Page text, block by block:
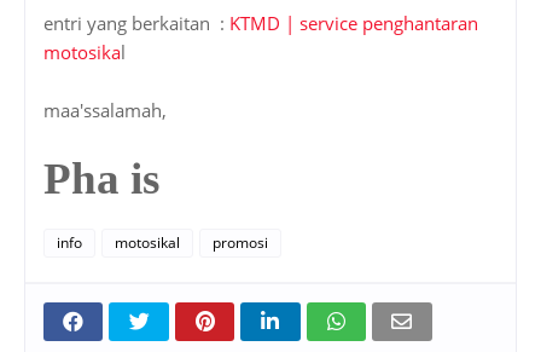
entri yang berkaitan : KTMD | service penghantaran
motosikal
maa'ssalamah,
Pha is
info motosikal promosi